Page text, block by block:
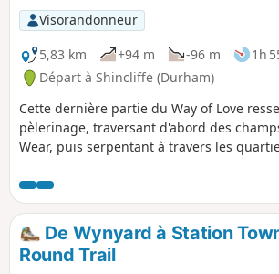
Visorandonneur
5,83 km
+94 m -96 m 1h
Départ à Shincliffe (Durham)
Cette dernière partie du Way of Love
pèlerinage, traversant d'abord des
Wear, puis serpentant à travers les
apercevoir la cathédrale tout au long du
De Wynyard à Station
Round Trail